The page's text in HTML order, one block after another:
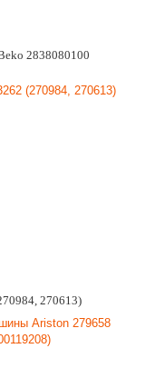
2838080100
270613)